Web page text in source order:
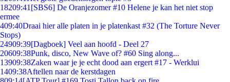
18209:41 [SBS6] De Oranjezomer #10 Helene je kan het niet stop
ermee
409:40Draai hier alle platen in je platenkast #32 (The Torture Never
Stops)
24909:39[Dagboek] Veel aan hoofd - Deel 27
20609:38Punk, disco, New Wave of? #60 Sing along...
13909:38Zaken waar je je echt dood aan ergert #17 - Werklui
1409:38Aftellen naar de kerstdagen